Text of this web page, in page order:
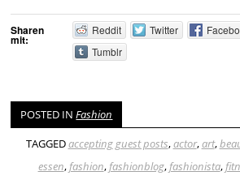
Sharen
mit:
Reddit Twitter
Tumblr
POSTED INFashion
TAGGEDaccepting guest posts,actor,art,
essen,fashion,fashionblog,fashionista,